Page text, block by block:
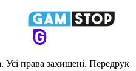
Усi права захищенi. Передрук